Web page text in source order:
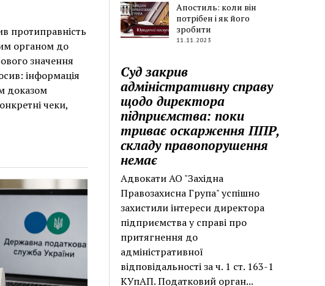
протиправність
органом до
значення
інформація
доказом
чеки,
Апостиль: коли він
потрібен і як його
зробити
11.11.2023
Суд закрив
адміністративну справу
щодо директора
підприємства: поки
триває оскарження ППР,
складу правопорушення
немає
Адвокати АО "Західна
Правозахисна Група" успішно
захистили інтереси директора
підприємства у справі про
притягнення до
адміністративної
відповідальності за ч. 1 ст. 163-1
КУпАП. Податковий орган...